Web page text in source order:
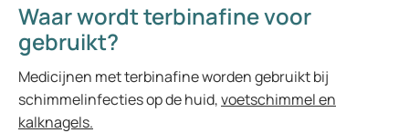
Waar wordt terbinafine voor
gebruikt?
Medicijnen met terbinafine worden gebruikt bij
schimmelinfecties op de huid,voetschimmel en
kalknagels.